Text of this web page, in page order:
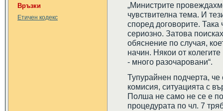
Връзки
Етичен кодекс
„Министрите
чувствителна тема. И
според договорите.
сериозно. Затова
обяснение по случая,
начин. Някои от
- много разочаровани“.
Тупурайнен подчерта,
комисия, ситуацията с
Полша не само не се е
процедурата по чл. 7